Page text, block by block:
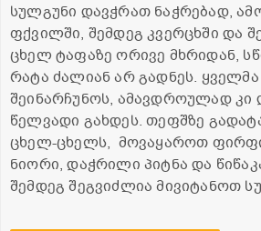
სულგუნი დავჭრათ ნაჭრებად,
ფქვილში, შემდეგ კვერცხში და
ცხელ ტაფაზე ორივე მხრიდან,
რატა ძალიან არ გადნეს.
შეინარჩუნოს, ამავდროულად
წელვადი გახდეს. თეფშზე
ცხელ-ცხელს, მოვაყაროთ
ნიორი, დაჭრილი პიტნა და
შემდეგ შეგვიძლია მივიტანოთ